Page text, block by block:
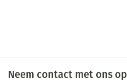
Neem contact met ons op